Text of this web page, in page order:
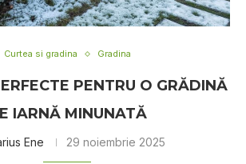
Curtea si gradina Gradina
PENTRU O GRĂDINĂ
IARNĂ MINUNATĂ
Ene 29 noiembrie 2025